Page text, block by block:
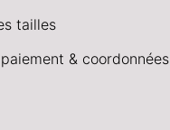
tailles
& coordonnées